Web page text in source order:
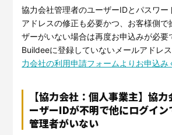
協力会社管理者のユーザーIDとパスワー
アドレスの修正も必要かつ、お客様側で
ザーがいない場合は再度お申込みが必要
Buildeeに登録していないメールアドレ
力会社の利用申請フォームよりお申込み
【協力会社：個人事業主】協
ーザーIDが不明で他にログイ
管理者がいない